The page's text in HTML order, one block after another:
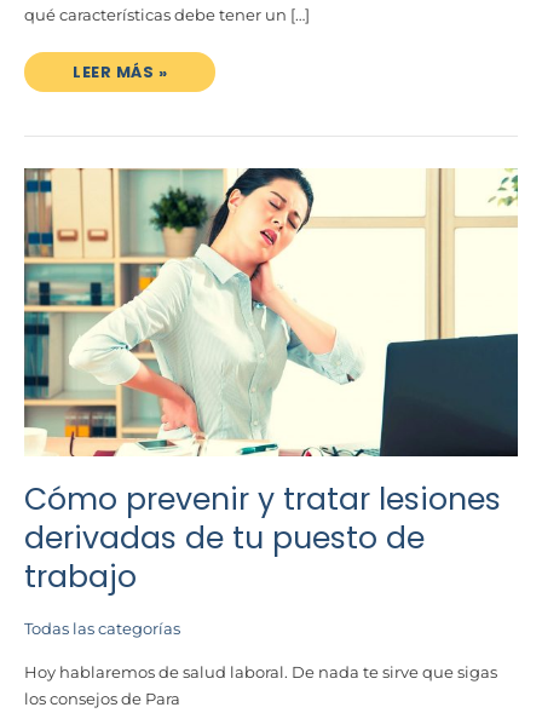
qué características debe tener un […]
LEER MÁS »
Cómo prevenir y tratar lesiones
derivadas de tu puesto de
trabajo
Todas las categorías
Hoy hablaremos de salud laboral. De nada te sirve que sigas
los consejos de Para
CÓMO
LESIONES
DERIVADAS
DE
TU
PUESTO
DE
TRABAJO